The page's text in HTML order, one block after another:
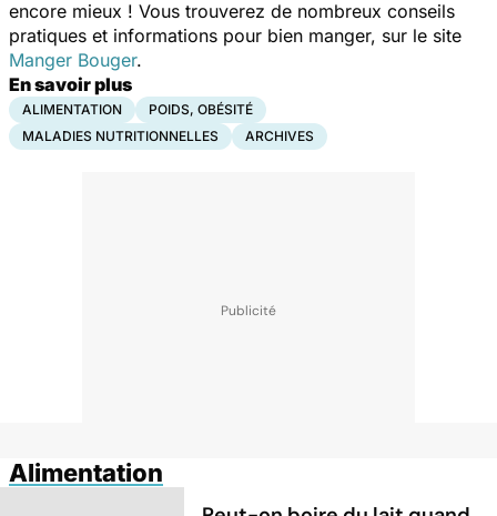
encore mieux ! Vous trouverez de nombreux conseils
pratiques et informations pour bien manger, sur le site
Manger Bouger.
En savoir plus
ALIMENTATION
POIDS, OBÉSITÉ
MALADIES NUTRITIONNELLES
ARCHIVES
Alimentation